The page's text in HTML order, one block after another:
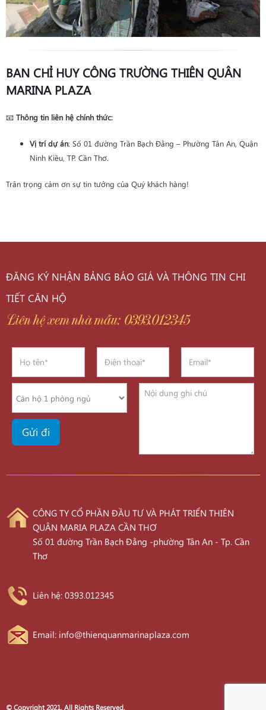
BAN CHỈ HUY CÔNG TRƯỜNG THIÊN QUÂN
MARINA PLAZA
📧 Thông tin liên hệ chính thức:
Vị trí dự án: Số 01 đường Trần Bạch Đằng – Phường Tân An, Quận
Ninh Kiều, TP. Cần Thơ.
Trân trọng cảm ơn sự tin tưởng của Quý khách hàng!
ĐĂNG KÝ NHẬN BẢNG BÁO GIÁ VÀ THÔNG TIN CHI
TIẾT CĂN HỘ
Liên hệ xem nhà mẫu: 0393.012345
CÔNG TY CỔ PHẦN ĐẦU TƯ VÀ PHÁT TRIỂN THIÊN
QUÂN MARIA PLAZA CẦN THƠ
Số 01 đường Trần Bạch Đằng -phường Tân An - Tp. Cần
Thơ
Liên hệ: 0393.012345
Email: info@thienquanmarinaplaza.com
© Copyright 2021. All Rights Reserved.